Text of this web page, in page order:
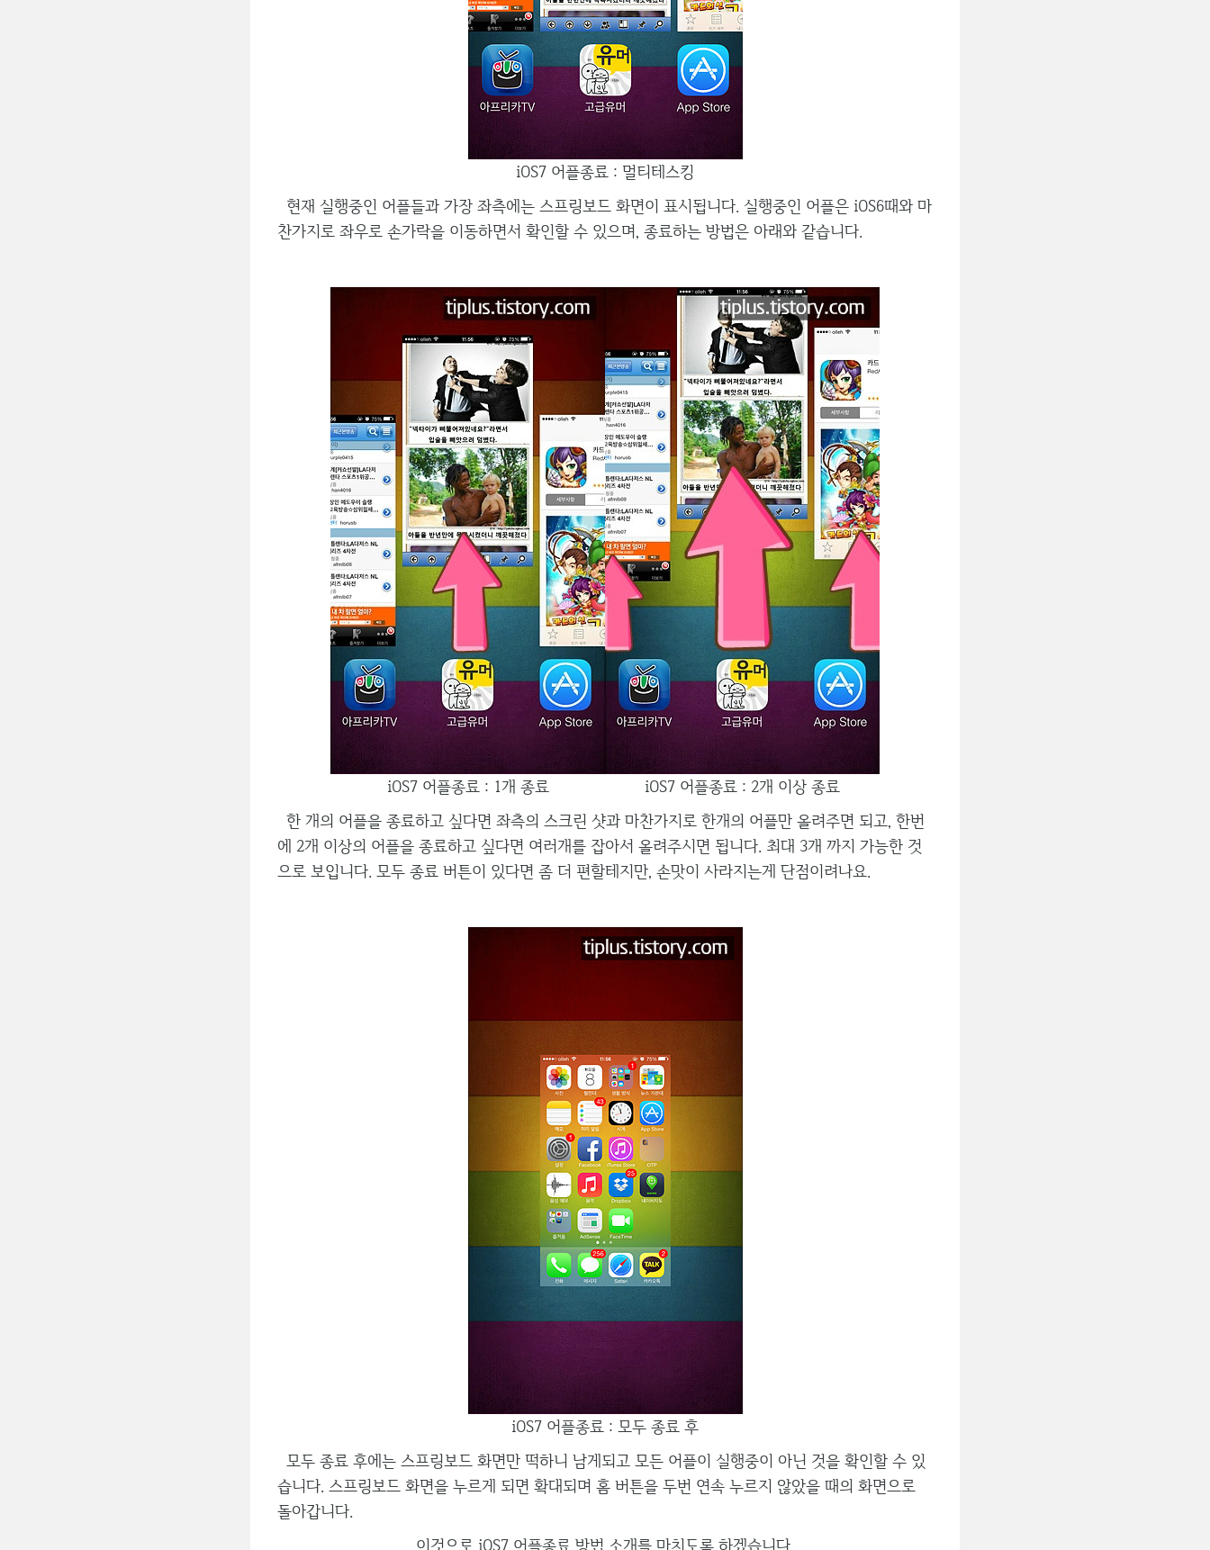
iOS7 어플종료 : 멀티테스킹
현재 실행중인 어플들과 가장 좌측에는 스프링보드 화면이 표시됩니다. 실행중인 어플은 iOS6때와 마
찬가지로 좌우로 손가락을 이동하면서 확인할 수 있으며, 종료하는 방법은 아래와 같습니다.
iOS7 어플종료 : 1개 종료
iOS7 어플종료 : 2개 이상 종료
한 개의 어플을 종료하고 싶다면 좌측의 스크린 샷과 마찬가지로 한개의 어플만 올려주면 되고, 한번
에 2개 이상의 어플을 종료하고 싶다면 여러개를 잡아서 올려주시면 됩니다. 최대 3개 까지 가능한 것
으로 보입니다. 모두 종료 버튼이 있다면 좀 더 편할테지만, 손맛이 사라지는게 단점이려나요.
iOS7 어플종료 : 모두 종료 후
모두 종료 후에는 스프링보드 화면만 떡하니 남게되고 모든 어플이 실행중이 아닌 것을 확인할 수 있
습니다. 스프링보드 화면을 누르게 되면 확대되며 홈 버튼을 두번 연속 누르지 않았을 때의 화면으로
돌아갑니다.
이것으로 iOS7 어플종료 방법 소개를 마치도록 하겠습니다.